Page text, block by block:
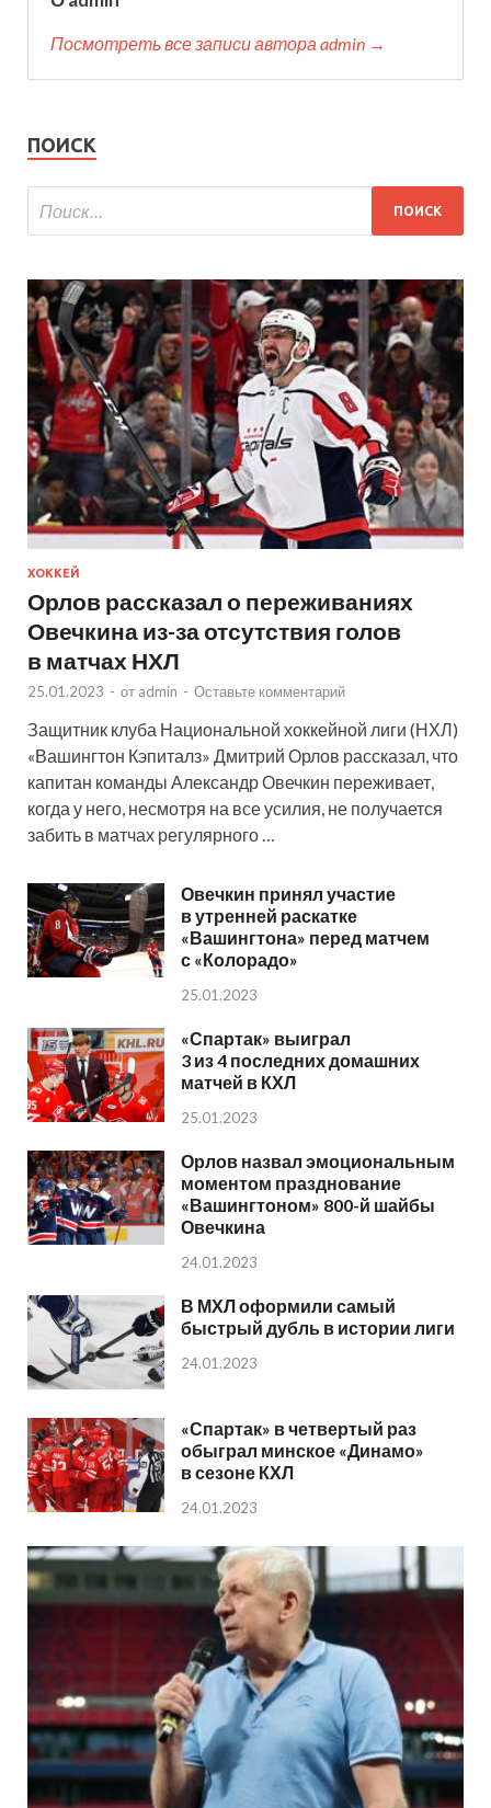
Посмотреть все записи автора admin →
ПОИСК
ХОККЕЙ
Орлов рассказал о переживаниях
Овечкина из-за отсутствия голов
в матчах НХЛ
25.01.2023 - от admin - Оставьте комментарий
Защитник клуба Национальной хоккейной лиги (НХЛ)
«Вашингтон Кэпиталз» Дмитрий Орлов рассказал, что
капитан команды Александр Овечкин переживает,
когда у него, несмотря на все усилия, не получается
забить в матчах регулярного …
Овечкин принял участие
в утренней раскатке
«Вашингтона» перед матчем
с «Колорадо»
25.01.2023
«Спартак» выиграл
3 из 4 последних домашних
матчей в КХЛ
25.01.2023
Орлов назвал эмоциональным
моментом празднование
«Вашингтоном» 800-й шайбы
Овечкина
24.01.2023
В МХЛ оформили самый
быстрый дубль в истории лиги
24.01.2023
«Спартак» в четвертый раз
обыграл минское «Динамо»
в сезоне КХЛ
24.01.2023